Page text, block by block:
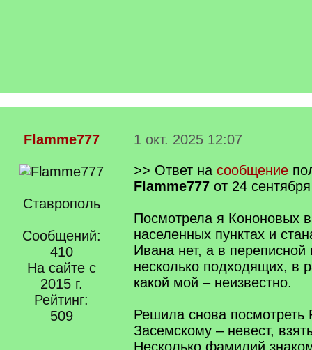
Flamme777
Ставрополь
Сообщений:
410
На сайте с
2015 г.
Рейтинг:
509
1 окт. 2025 12:07
>> Ответ на сообщение
Flamme777 от 24
Посмотрела я Кононовых
населенных пунктах и
Ивана нет, а в переписной
несколько подходящих, в
какой мой – неизвестно.
Решила снова посмотреть
Засемскому – невест,
Несколько фамилий